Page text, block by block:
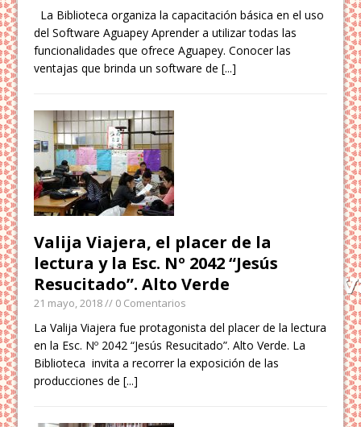
La Biblioteca organiza la capacitación básica en el uso
del Software Aguapey Aprender a utilizar todas las
funcionalidades que ofrece Aguapey. Conocer las
ventajas que brinda un software de[...]
Valija Viajera, el placer de la
lectura y la Esc. Nº 2042 “Jesús
Resucitado”. Alto Verde
21 mayo, 2018// 0 Comentarios
La Valija Viajera fue protagonista del placer de la lectura
en la Esc. Nº 2042 “Jesús Resucitado”. Alto Verde. La
Biblioteca invita a recorrer la exposición de las
producciones de[...]